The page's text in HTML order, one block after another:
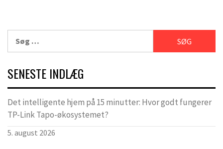
efter:
SENESTE INDLÆG
Det intelligente hjem på 15 minutter: Hvor godt fungerer
TP-Link Tapo-økosystemet?
5. august 2026